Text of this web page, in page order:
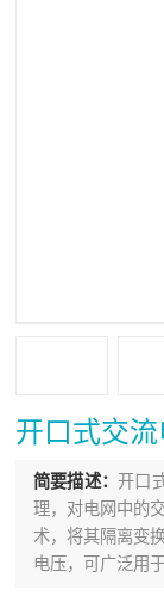
开口式交
简要描述：开口
理，对电网中的
术，将其隔离变
电压，可广泛用